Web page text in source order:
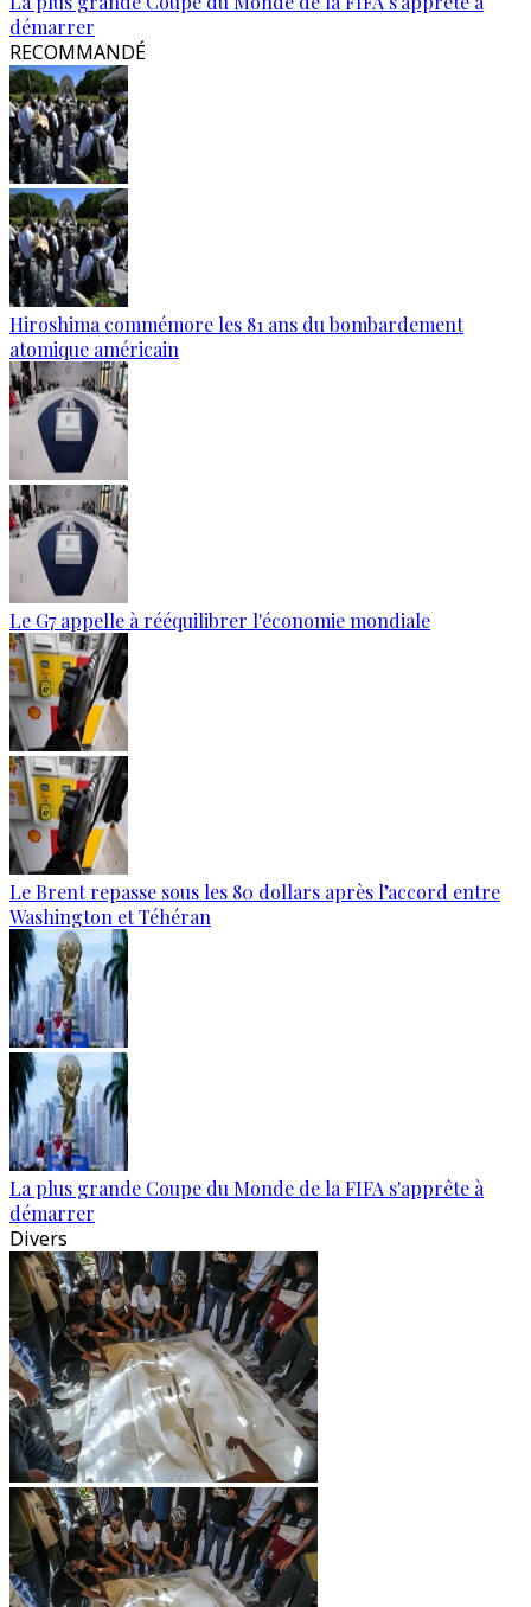
démarrer
RECOMMANDÉ
Hiroshima commémore les 81 ans du bombardement
atomique américain
Le G7 appelle à rééquilibrer l'économie mondiale
Le Brent repasse sous les 80 dollars après l’accord entre
Washington et Téhéran
La plus grande Coupe du Monde de la FIFA s'apprête à
démarrer
Divers